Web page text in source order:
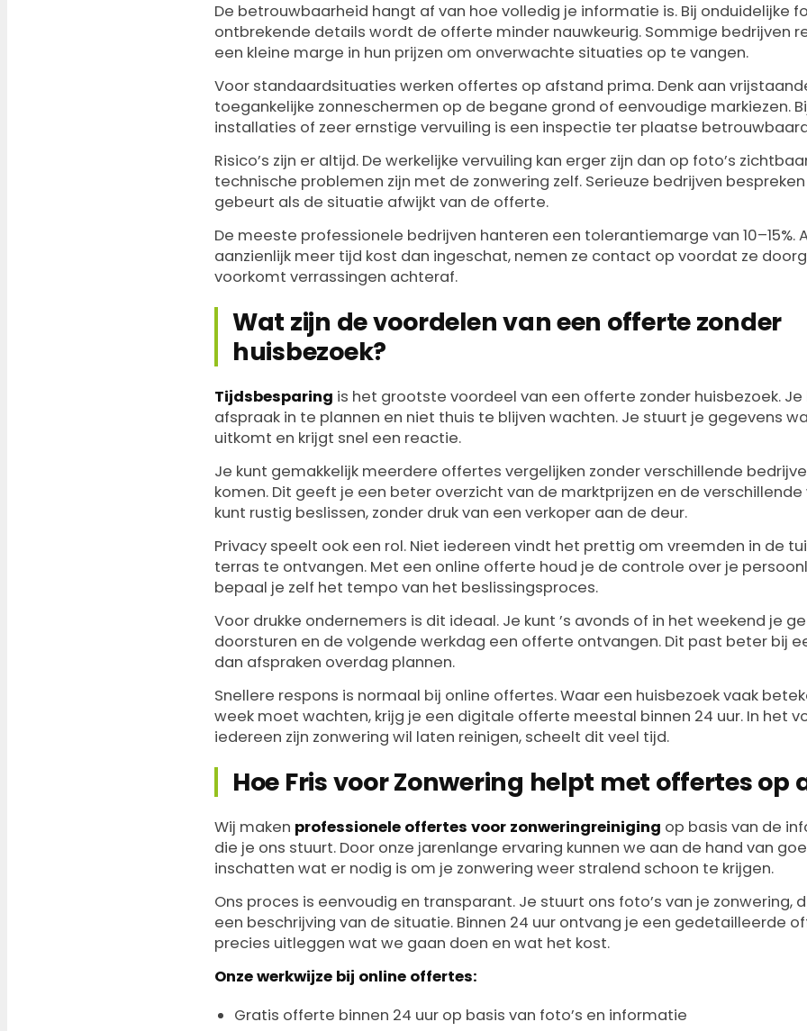
De betrouwbaarheid hangt af van hoe volledig je informatie is. Bij onduidelijke
ontbrekende details wordt de offerte minder nauwkeurig. Sommige bedrijven
een kleine marge in hun prijzen om onverwachte situaties op te vangen.
Voor standaard­situaties werken offertes op afstand prima. Denk aan
toegankelijke zonneschermen op de begane grond of eenvoudige markiezen.
installaties of zeer ernstige vervuiling is een inspectie ter plaatse
Risico’s zijn er altijd. De werkelijke vervuiling kan erger zijn dan op foto’s
technische problemen zijn met de zonwering zelf. Serieuze bedrijven
gebeurt als de situatie afwijkt van de offerte.
De meeste professionele bedrijven hanteren een tolerantiemarge van 10–15%.
aanzienlijk meer tijd kost dan ingeschat, nemen ze contact op voordat ze
voorkomt verrassingen achteraf.
Wat zijn de voordelen van een offerte zonder
huisbezoek?
Tijdsbesparing is het grootste voordeel van een offerte zonder huisbezoek.
afspraak in te plannen en niet thuis te blijven wachten. Je stuurt je gegevens
uitkomt en krijgt snel een reactie.
Je kunt gemakkelijk meerdere offertes vergelijken zonder verschillende
komen. Dit geeft je een beter overzicht van de marktprijzen en de verschillende
kunt rustig beslissen, zonder druk van een verkoper aan de deur.
Privacy speelt ook een rol. Niet iedereen vindt het prettig om vreemden in de
terras te ontvangen. Met een online offerte houd je de controle over je
bepaal je zelf het tempo van het beslissingsproces.
Voor drukke ondernemers is dit ideaal. Je kunt ’s avonds of in het weekend je
doorsturen en de volgende werkdag een offerte ontvangen. Dit past beter bij
dan afspraken overdag plannen.
Snellere respons is normaal bij online offertes. Waar een huisbezoek vaak
week moet wachten, krijg je een digitale offerte meestal binnen 24 uur. In het
iedereen zijn zonwering wil laten reinigen, scheelt dit veel tijd.
Hoe Fris voor Zonwering helpt met offertes op
Wij maken professionele offertes voor zonweringreiniging op basis van de
die je ons stuurt. Door onze jarenlange ervaring kunnen we aan de hand van
inschatten wat er nodig is om je zonwering weer stralend schoon te krijgen.
Ons proces is eenvoudig en transparant. Je stuurt ons foto’s van je zonwering,
een beschrijving van de situatie. Binnen 24 uur ontvang je een gedetailleerde
precies uitleggen wat we gaan doen en wat het kost.
Onze werkwijze bij online offertes:
Gratis offerte binnen 24 uur op basis van foto’s en informatie